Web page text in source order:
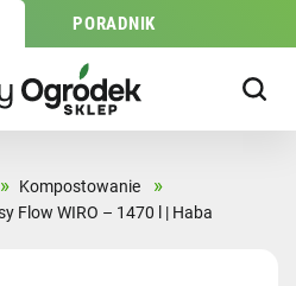
PORADNIK
» Kompostowanie »
Flow WIRO – 1470 l | Haba